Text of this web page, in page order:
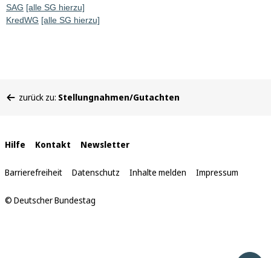
SAG [alle SG hierzu]
KredWG [alle SG hierzu]
befinden
zurück zu: Stellungnahmen/Gutachten
Interne
Links
Hilfe Kontakt Newsletter
Barrierefreiheit Datenschutz Inhalte melden Impressum
© Deutscher Bundestag